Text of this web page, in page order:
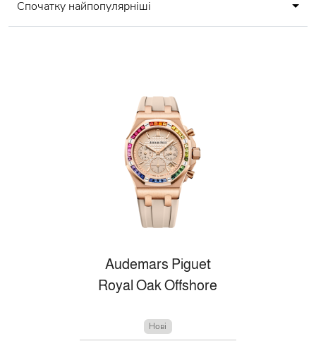
Спочатку найпопулярніші
Audemars Piguet
Royal Oak Offshore
Нові